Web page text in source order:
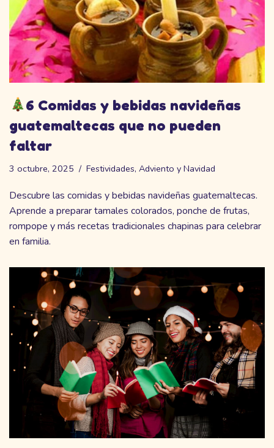
6 Comidas y bebidas navideñas
guatemaltecas que no pueden
faltar
3 octubre, 2025 Festividades, Adviento y Navidad
Descubre las comidas y bebidas navideñas guatemaltecas.
Aprende a preparar tamales colorados, ponche de frutas,
rompope y más recetas tradicionales chapinas para celebrar
en familia.